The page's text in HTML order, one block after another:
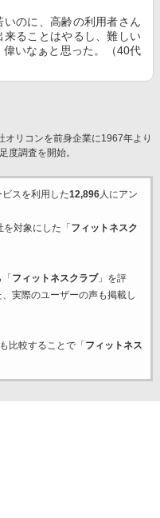
のに、高齢の利用者さん
ることはやるし、難しい
いなぁと思った。（40代
オリコンを前身企業に1967年より
度調査を開始。
スを利用した12,896人にアン
を対象にした「 フィットネスク
フィットネスクラブ」を評
実際のユーザーの声も掲載し
比較することで「 フィットネス